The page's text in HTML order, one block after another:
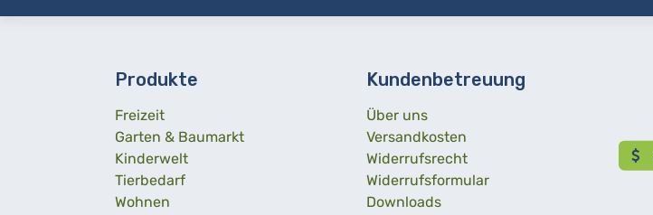
Produkte
Freizeit
Garten & Baumarkt
Kinderwelt
Tierbedarf
Wohnen
Kundenbetreuung
Über uns
Versandkosten
Widerrufsrecht
Widerrufsformular
Downloads